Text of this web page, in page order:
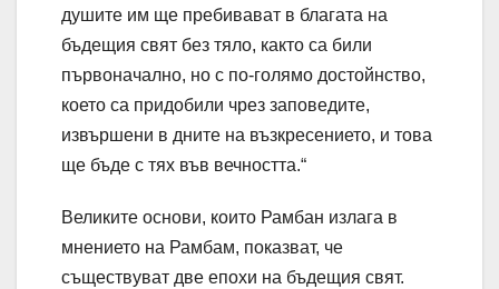
душите им ще пребивават в благата на
бъдещия свят без тяло, както са били
първоначално, но с по-голямо достойнство,
което са придобили чрез заповедите,
извършени в дните на възкресението, и това
ще бъде с тях във вечността.“
Великите основи, които Рамбан излага в
мнението на Рамбам, показват, че
съществуват две епохи на бъдещия свят.